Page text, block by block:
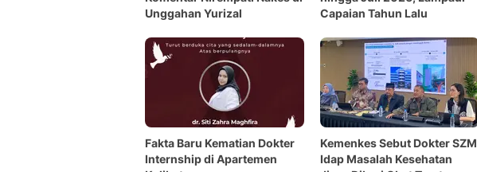
Unggahan Yurizal
Capaian Tahun Lalu
Fakta Baru Kematian Dokter
Internship di Apartemen
Kemenkes Sebut Dokter SZM
Idap Masalah Kesehatan